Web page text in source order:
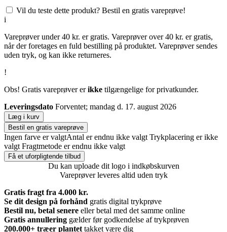
Vil du teste dette produkt? Bestil en gratis vareprøve!
i
Vareprøver under 40 kr. er gratis. Vareprøver over 40 kr. er gratis,
når der foretages en fuld bestilling på produktet. Vareprøver sendes
uden tryk, og kan ikke returneres.
!
Obs! Gratis vareprøver erikke tilgængelige for privatkunder.
Leveringsdato Forventet; mandag d. 17. august 2026
Læg i kurv
Bestil en gratis vareprøve
Ingen farve er valgtAntal er endnu ikke valgt Trykplacering er ikke
valgt Fragtmetode er endnu ikke valgt
Få et uforpligtende tilbud
Du kan uploade dit logo i indkøbskurven
Vareprøver leveres altid uden tryk
Gratis fragt fra 4.000 kr.
Se dit design på forhånd gratis digital trykprøve
Bestil nu, betal senere eller betal med det samme online
Gratis annullering gælder før godkendelse af trykprøven
200.000+ træer plantet takket være dig